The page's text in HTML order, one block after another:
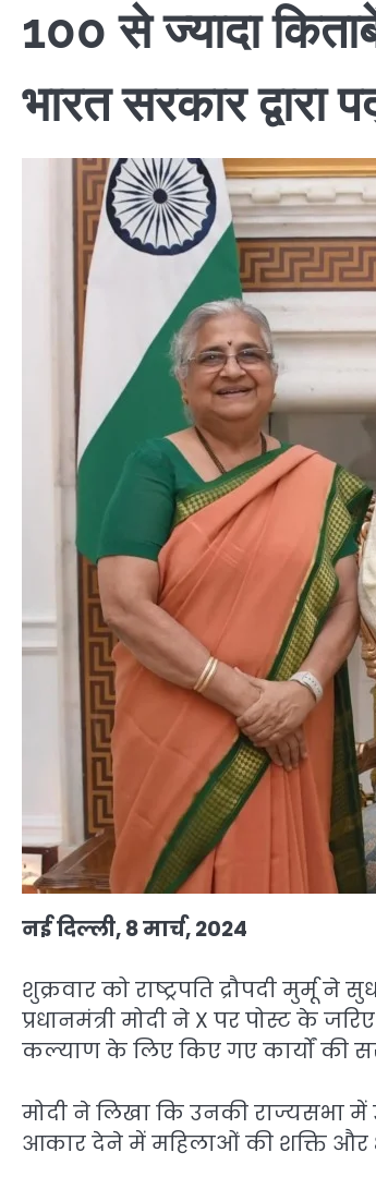
100 से ज्यादा
भारत सरकार
नई दिल्ली, 8 मार्च, 2024
शुक्रवार को राष्ट्रपति द्रौपदी मुर्मू
प्रधानमंत्री मोदी ने X पर पोस्ट के
कल्याण के लिए किए गए कार्यों की
मोदी ने लिखा कि उनकी राज्यसभा में
आकार देने में महिलाओं की शक्ति और